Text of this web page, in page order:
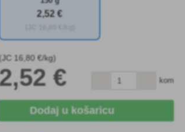
2,52 €
16,80 €/kg)
2,52 € kom
Dodaj u košaricu